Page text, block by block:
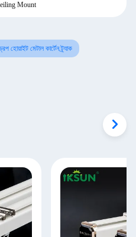
Mount
হোয়াইট মেটাল কার্টেন ট্র্যাক